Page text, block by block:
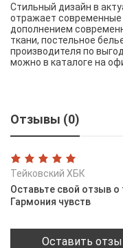
Стильный дизайн в
отражает
дополнением
ткани, постельное
производителя по
можно в каталоге на
Отзывы (0)
Тейковский ХБК
Оставьте свой отзыв
Гармония чувств
Оставить